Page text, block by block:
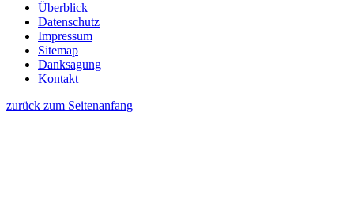
Überblick
Datenschutz
Impressum
Sitemap
Danksagung
Kontakt
zurück zum Seitenanfang